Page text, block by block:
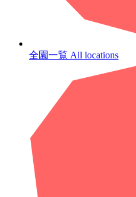
全園一覧 All locations